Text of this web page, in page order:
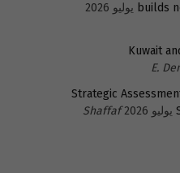
builds
Kuwait
E.
Strategic
Shaffaf